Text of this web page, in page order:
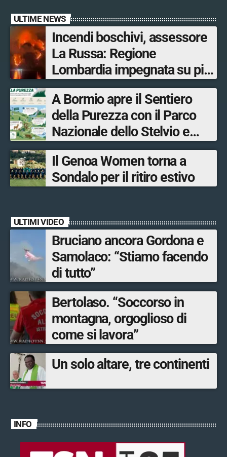
ULTIME NEWS
Incendi boschivi, assessore
La Russa: Regione
Lombardia impegnata su più
fronti, 48 volontari coinvolti
tra le province di Lecco,
Sondrio, Milano e Como
A Bormio apre il Sentiero
della Purezza con il Parco
Nazionale dello Stelvio e
Bormio Tourism
Il Genoa Women torna a
Sondalo per il ritiro estivo
ULTIMI VIDEO
Bruciano ancora Gordona e
Samolaco: “Stiamo facendo
di tutto”
Bertolaso. “Soccorso in
montagna, orgoglioso di
come si lavora”
Un solo altare, tre continenti
INFO